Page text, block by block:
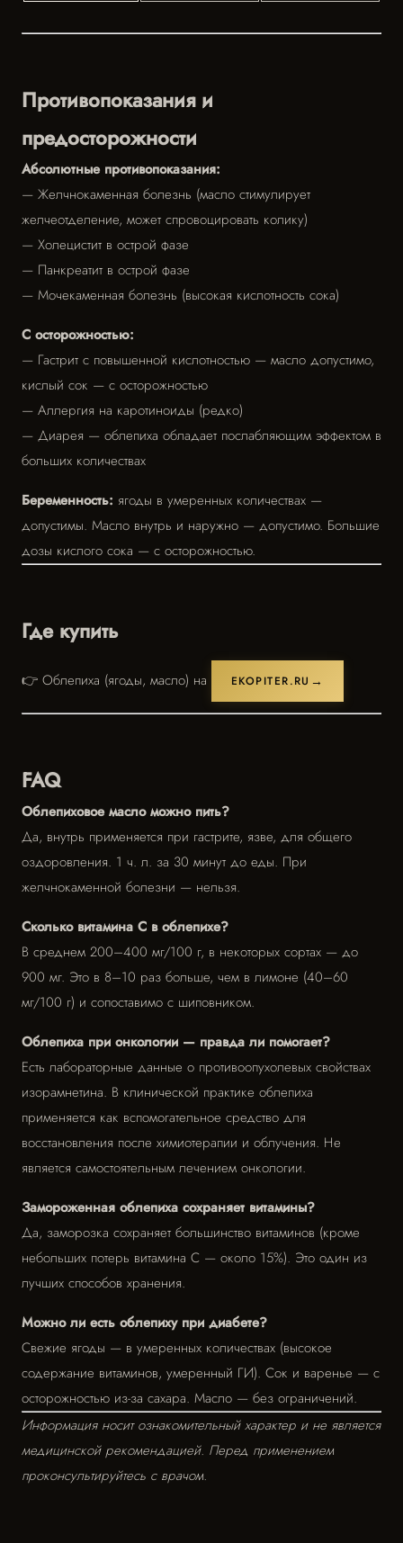
Противопоказания и
предосторожности
Абсолютные противопоказания:
— Желчнокаменная болезнь (масло стимулирует
желчеотделение, может спровоцировать колику)
— Холецистит в острой фазе
— Панкреатит в острой фазе
— Мочекаменная болезнь (высокая кислотность сока)
С осторожностью:
— Гастрит с повышенной кислотностью — масло допустимо,
кислый сок — с осторожностью
— Аллергия на каротиноиды (редко)
— Диарея — облепиха обладает послабляющим эффектом в
больших количествах
Беременность: ягоды в умеренных количествах —
допустимы. Масло внутрь и наружно — допустимо. Большие
дозы кислого сока — с осторожностью.
Где купить
👉 Облепиха (ягоды, масло) на EKOPITER.RU
FAQ
Облепиховое масло можно пить?
Да, внутрь применяется при гастрите, язве, для общего
оздоровления. 1 ч. л. за 30 минут до еды. При
желчнокаменной болезни — нельзя.
Сколько витамина С в облепихе?
В среднем 200–400 мг/100 г, в некоторых сортах — до
900 мг. Это в 8–10 раз больше, чем в лимоне (40–60
мг/100 г) и сопоставимо с шиповником.
Облепиха при онкологии — правда ли помогает?
Есть лабораторные данные о противоопухолевых свойствах
изорамнетина. В клинической практике облепиха
применяется как вспомогательное средство для
восстановления после химиотерапии и облучения. Не
является самостоятельным лечением онкологии.
Замороженная облепиха сохраняет витамины?
Да, заморозка сохраняет большинство витаминов (кроме
небольших потерь витамина С — около 15%). Это один из
лучших способов хранения.
Можно ли есть облепиху при диабете?
Свежие ягоды — в умеренных количествах (высокое
содержание витаминов, умеренный ГИ). Сок и варенье — с
осторожностью из-за сахара. Масло — без ограничений.
Информация носит ознакомительный характер и не является
медицинской рекомендацией. Перед применением
проконсультируйтесь с врачом.